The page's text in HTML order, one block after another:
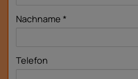
Nachname
Telefon